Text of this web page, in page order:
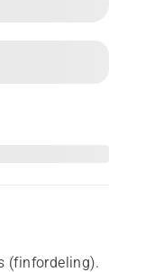
(finfordeling).